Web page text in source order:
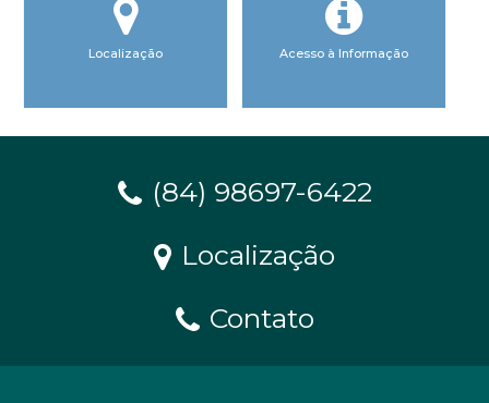
Localização Acesso à Informação
(84) 98697-6422
Localização
Contato